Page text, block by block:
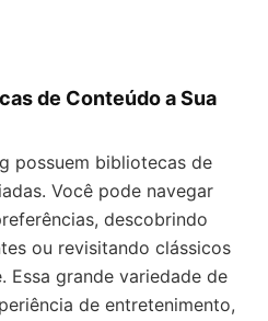
de Conteúdo a Sua
possuem bibliotecas de
Você pode navegar
descobrindo
ou revisitando clássicos
grande variedade de
de entretenimento,